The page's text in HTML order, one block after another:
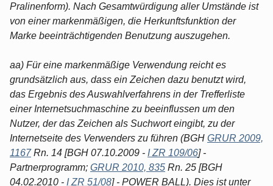
Pralinenform). Nach Gesamtwürdigung aller Umstände ist
von einer markenmäßigen, die Herkunftsfunktion der
Marke beeinträchtigenden Benutzung auszugehen.
aa) Für eine markenmäßige Verwendung reicht es
grundsätzlich aus, dass ein Zeichen dazu benutzt wird,
das Ergebnis des Auswahlverfahrens in der Trefferliste
einer Internetsuchmaschine zu beeinflussen um den
Nutzer, der das Zeichen als Suchwort eingibt, zu der
Internetseite des Verwenders zu führen (BGH GRUR 2009,
1167Rn. 14 [BGH 07.10.2009 - I ZR 109/06] -
Partnerprogramm; GRUR 2010, 835 Rn. 25 [BGH
04.02.2010 - I ZR 51/08] - POWER BALL). Dies ist unter